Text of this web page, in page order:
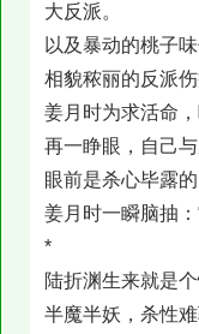
大反派。
以及暴动的桃子味
相貌秾丽的反派
姜月时为求活命
再一睁眼，自己
眼前是杀心毕露
姜月时一瞬脑抽
*
陆折渊生来就是个
半魔半妖，杀性